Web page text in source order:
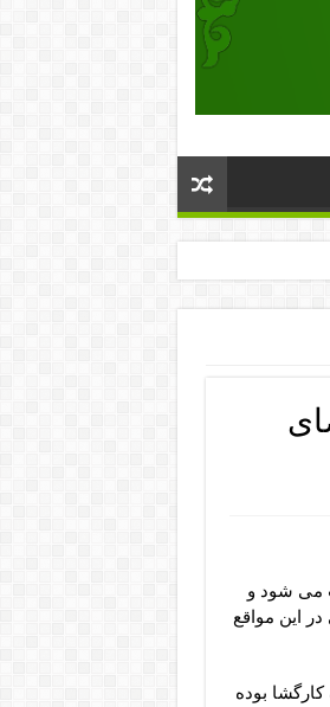
می شود و
این مواقع
بوده